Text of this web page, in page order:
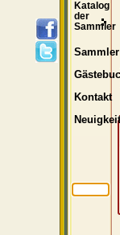
Katalog
der
Sammler
Sammler
Kontakt